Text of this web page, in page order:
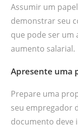
Assumir um
demonstrar seu
que pode ser um
aumento salarial.
Apresente uma
Prepare uma
seu empregador
documento deve